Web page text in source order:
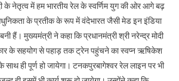
के नेतृत्व में हम भारतीय रेल के स्वर्णिम युग की ओर आगे बढ़
के प्रतीक के रूप में वंदेभारत जैसी मेड इन इंडिया
हैं। मुख्यमंत्री ने कहा कि प्रधानमंत्री श्री नरेन्द्र मोदी
के सहयोग से पहाड़ तक ट्रेन पहुंचने का स्वप्न ऋषिकेश
ही पूर्ण हो जायेगा। टनकपुरबागेश्वर रेल लाइन पर भी